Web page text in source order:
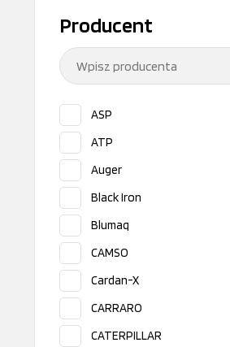
Producent
ASP
ATP
Auger
Black Iron
Blumaq
CAMSO
Cardan-X
CARRARO
CATERPILLAR